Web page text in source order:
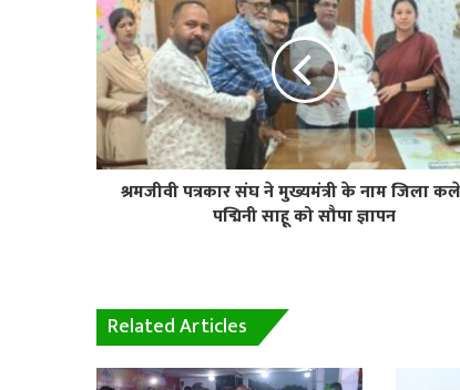
श्रमजीवी पत्रकार संघ ने मुख्यमंत्री के नाम जिला
पद्मिनी साहू को सौपा ज्ञापन
Related Articles